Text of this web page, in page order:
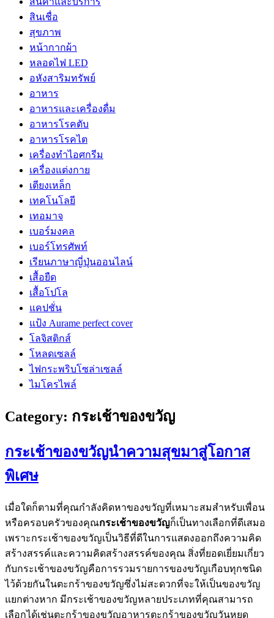
สินเชื่อ
สุขภาพ
หน้ากากผ้า
หลอดไฟ LED
อหังสาริมทรัพย์
อาหาร
อาหารและเครื่องดื่ม
อาหารโรคตับ
อาหารโรคไต
เครื่องทำไอศกรีม
เครื่องแต่งกาย
เตียงเหล็ก
เทคโนโลยี
เทอมาจ
เบอร์มงคล
เบอร์โทรศัพท์
เรียนภาษาญี่ปุ่นออนไลน์
เสื้อยืด
เสื้อโปโล
แคปชั่น
แป้ง Aurame perfect cover
โลจิสติกส์
โหลดเซลล์
ไฟกระพริบโซล่าเซลล์
ไมโครไพล์
Category: กระเช้าของขวัญ
กระเช้าของขวัญนำความสุขมาสู่โอกาส
พิเศษ
เมื่อใดก็ตามที่คุณกำลังคิดหาของขวัญที่เหมาะสมสำหรับเพื่อน
หรือครอบครัวของคุณกระเช้าของขวัญก็เป็นทางเลือกที่ดีเสมอ
เพราะกระเช้าของขวัญเป็นวิธีที่ดีในการแสดงออกถึงความคิด
สร้างสรรค์และความคิดสร้างสรรค์ของคุณ สิ่งที่ยอดเยี่ยมเกี่ยว
กับกระเช้าของขวัญคือการรวมรายการของขวัญเกือบทุกชนิด
ไว้ด้วยกันในตะกร้าของขวัญซึ่งไม่สะดวกที่จะให้เป็นของขวัญ
แยกต่างหาก มีกระเช้าของขวัญหลายประเภทที่คุณสามารถ
เลือกได้เช่นตะกร้าของขวัญอาหารตะกร้าของขวัญวันหยุด